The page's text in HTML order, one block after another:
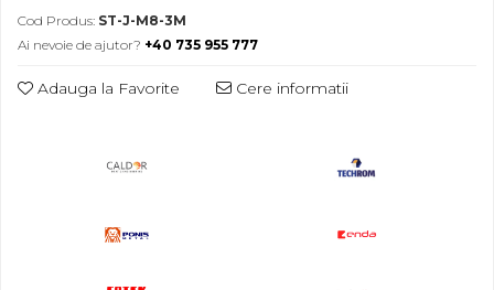
Cod Produs: ST-J-M8-3M
Ai nevoie de ajutor? +40 735 955 777
Adauga la Favorite Cere informatii